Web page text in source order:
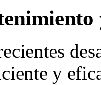
y